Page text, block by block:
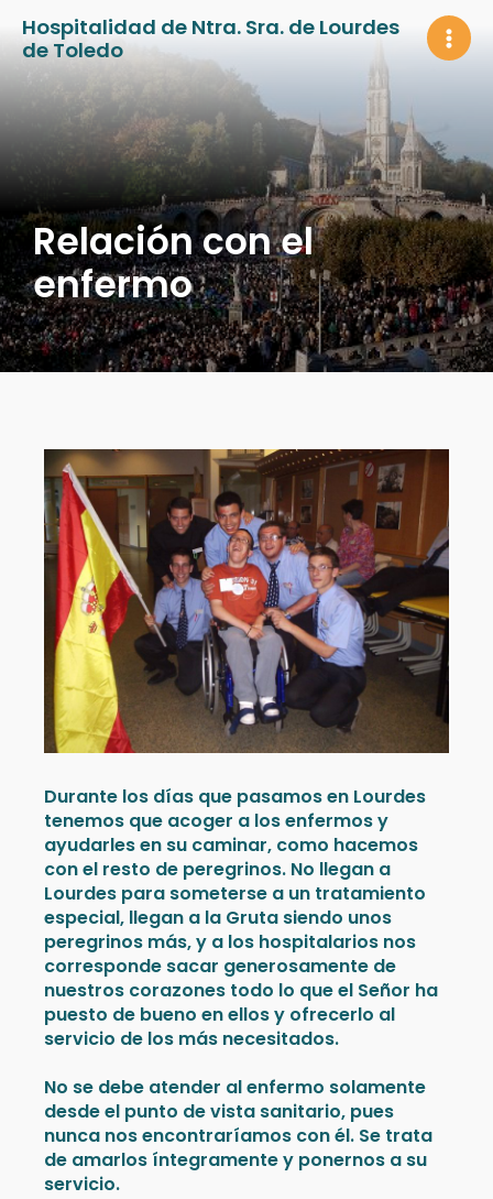
contenido
Hospitalidad de Ntra. Sra. de Lourdes
de Toledo
Relación con el
enfermo
Durante los días que pasamos en Lourdes
tenemos que acoger a los enfermos y
ayudarles en su caminar, como hacemos
con el resto de peregrinos. No llegan a
Lourdes para someterse a un tratamiento
especial, llegan a la Gruta siendo unos
peregrinos más, y a los hospitalarios nos
corresponde sacar generosamente de
nuestros corazones todo lo que el Señor ha
puesto de bueno en ellos y ofrecerlo al
servicio de los más necesitados.
No se debe atender al enfermo solamente
desde el punto de vista sanitario, pues
nunca nos encontraríamos con él. Se trata
de amarlos íntegramente y ponernos a su
servicio.